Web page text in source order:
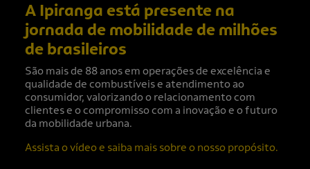
A Ipiranga está presente na
jornada de mobilidade de milhões
de brasileiros
São mais de 88 anos em operações de excelência e
qualidade de combustíveis e atendimento ao
consumidor, valorizando o relacionamento com
clientes e o compromisso com a inovação e o futuro
da mobilidade urbana.
Assista o vídeo e saiba mais sobre o nosso propósito.